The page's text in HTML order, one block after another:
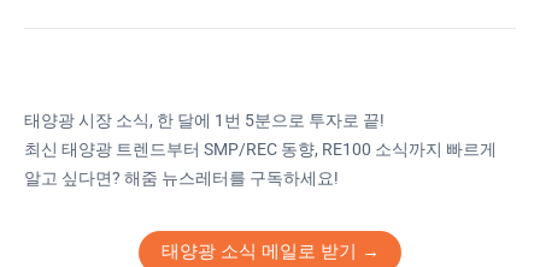
태양광 시장 소식, 한 달에 1번 5분으로 투자로 끝!
최신 태양광 트렌드부터 SMP/REC 동향, RE100 소식까지 빠르게
알고 싶다면? 해줌 뉴스레터를 구독하세요!
태양광 소식 메일로 받기 →